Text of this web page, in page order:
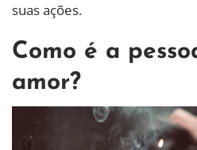
suas ações.
Como é a
amor?